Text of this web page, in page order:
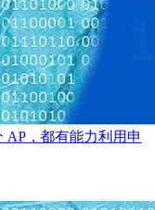
AP，都有能力利用申